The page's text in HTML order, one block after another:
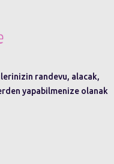
randevu, alacak,
yapabilmenize olanak